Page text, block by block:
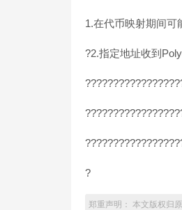
1.在代币映射期间可
?2.指定地址收到
?
郑重声明： 本文版权归